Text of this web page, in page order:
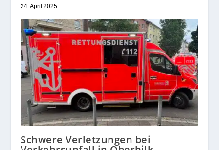
24. April 2025
Schwere Verletzungen bei